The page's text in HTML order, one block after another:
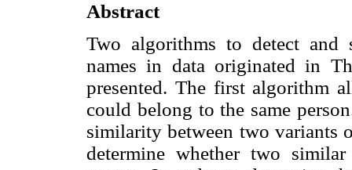
Abstract
Two algorithms to detect and
names in data originated in
presented. The first algorithm
could belong to the same
similarity between two variants
determine whether two